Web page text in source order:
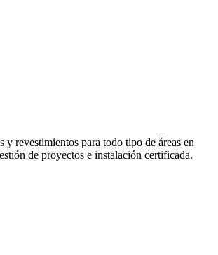
y revestimientos para todo tipo de áreas en
de proyectos e instalación certificada.